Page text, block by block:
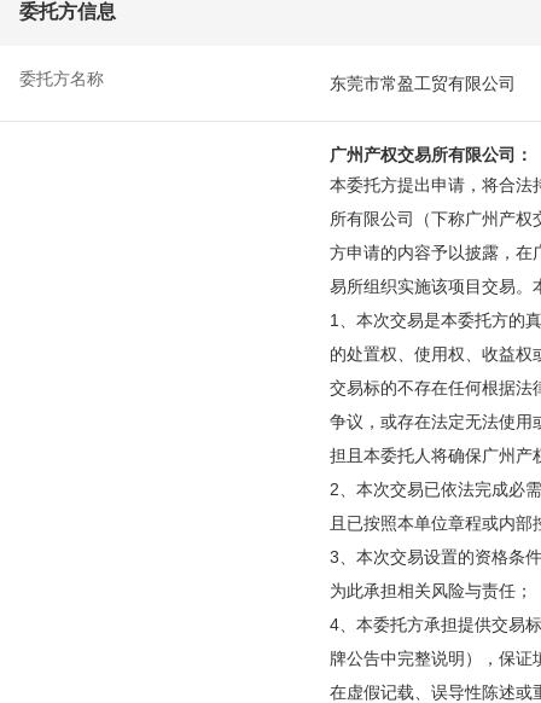
委托方信息
委托方名称 东莞市常盈工贸有限公司
广州产权交易所有限公司：
本委托方提出申请，将合法
所有限公司（下称广州产
方申请的内容予以披露，在
易所组织实施该项目交易。
1、本次交易是本委托方的
的处置权、使用权、收益
交易标的不存在任何根据法
争议，或存在法定无法使用
担且本委托人将确保广州产
2、本次交易已依法完成必
且已按照本单位章程或内
3、本次交易设置的资格条
为此承担相关风险与责任；
4、本委托方承担提供交易
牌公告中完整说明），保
在虚假记载、误导性陈述或